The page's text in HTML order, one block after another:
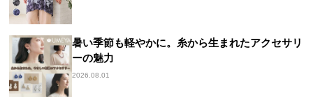
暑い季節も軽やかに。糸から生まれたアクセサリ
ーの魅力
2026.08.01